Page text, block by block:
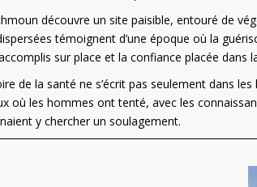
découvre un site paisible, entouré de
témoignent d’une époque où la
sur place et la confiance placée dans
de la santé ne s’écrit pas seulement dans
où les hommes ont tenté, avec les
y chercher un soulagement.